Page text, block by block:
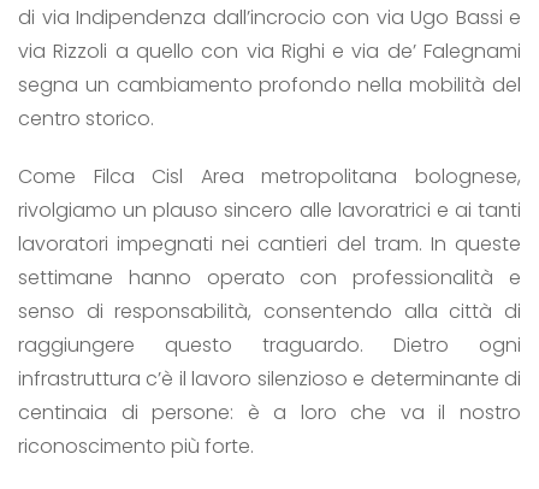
di via Indipendenza dall’incrocio con via Ugo Bassi e
via Rizzoli a quello con via Righi e via de’ Falegnami
segna un cambiamento profondo nella mobilità del
centro storico.
Come Filca Cisl Area metropolitana bolognese,
rivolgiamo un plauso sincero alle lavoratrici e ai tanti
lavoratori impegnati nei cantieri del tram. In queste
settimane hanno operato con professionalità e
senso di responsabilità, consentendo alla città di
raggiungere questo traguardo. Dietro ogni
infrastruttura c’è il lavoro silenzioso e determinante di
centinaia di persone: è a loro che va il nostro
riconoscimento più forte.